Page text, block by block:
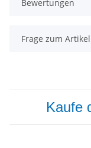
Bewertungen
Frage zum Artikel
Kaufe